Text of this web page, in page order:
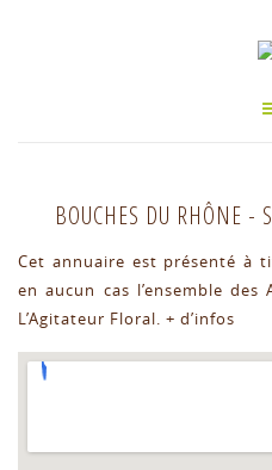
BOUCHES DU RHÔNE -
Cet annuaire est présenté à
en aucun cas l’ensemble
L’Agitateur Floral. + d’infos